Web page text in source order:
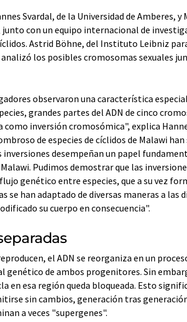
Svardal, de la Universidad de Amberes, y
junto con un equipo internacional de
Astrid Böhne, del Instituto Leibniz
los posibles cromosomas sexuales
observaron una característica
grandes partes del ADN de cinco
inversión cromosómica", explica
de especies de cíclidos de Malawi
desempeñan un papel
Pudimos demostrar que las
genético entre especies, que a su vez
se han adaptado de diversas maneras a las
su cuerpo en consecuencia".
el ADN se reorganiza en un
de ambos progenitores. Sin
en esa región queda bloqueada. Esto
sin cambios, generación tras
a veces "supergenes".